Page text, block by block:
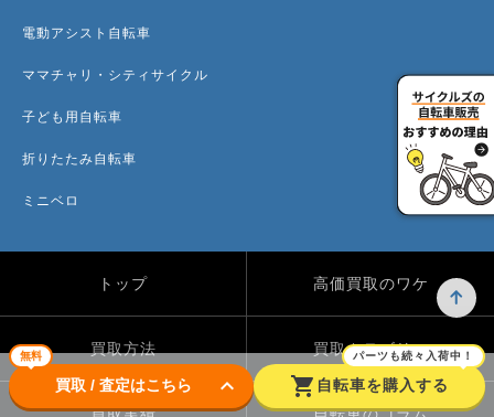
無料
買取 / 査定はこちら keyboard_arrow_down shopping_cart
パーツも続々入荷中！
自転車を購入する
電動アシスト自転車
ママチャリ・シティサイクル
子ども用自転車
折りたたみ自転車
ミニベロ
トップ 高価買取のワケ
買取方法 買取カテゴリー
買取実績 自転車のコラム